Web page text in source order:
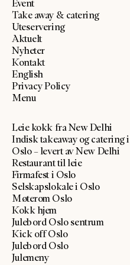
Event
Take away & catering
Uteservering
Aktuelt
Nyheter
Kontakt
English
Privacy Policy
Menu
Leie kokk fra New Delhi
Indisk takeaway og catering i
Oslo – levert av New Delhi
Restaurant til leie
Firmafest i Oslo
Selskapslokale i Oslo
Møterom Oslo
Kokk hjem
Julebord Oslo sentrum
Kick off Oslo
Julebord Oslo
Julemeny